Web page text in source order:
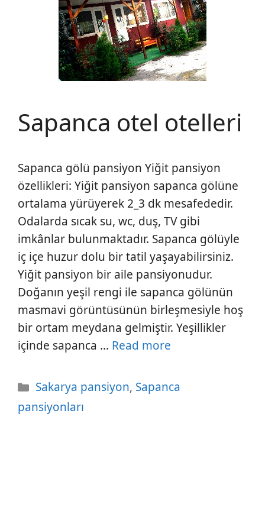
Sapanca otel otelleri
Sapanca gölü pansiyon Yiğit pansiyon
özellikleri: Yiğit pansiyon sapanca gölüne
ortalama yürüyerek 2_3 dk mesafededir.
Odalarda sıcak su, wc, duş, TV gibi
imkânlar bulunmaktadır. Sapanca gölüyle
iç içe huzur dolu bir tatil yaşayabilirsiniz.
Yiğit pansiyon bir aile pansiyonudur.
Doğanın yeşil rengi ile sapanca gölünün
masmavi görüntüsünün birleşmesiyle hoş
bir ortam meydana gelmiştir. Yeşillikler
içinde sapanca … Read more
Kategoriler
Sakarya pansiyon, Sapanca
pansiyonları